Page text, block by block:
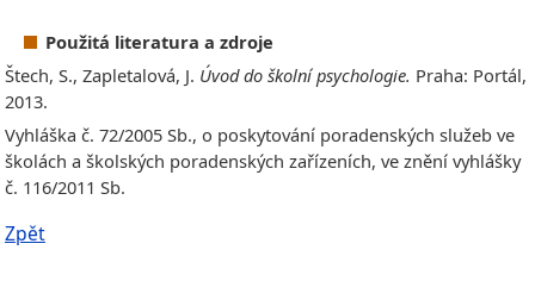
Použitá literatura a zdroje
Štech, S., Zapletalová, J. Úvod do školní psychologie. Praha: Portál,
2013.
Vyhláška č. 72/2005 Sb., o poskytování poradenských služeb ve
školách a školských poradenských zařízeních, ve znění vyhlášky
č. 116/2011 Sb.
Zpět